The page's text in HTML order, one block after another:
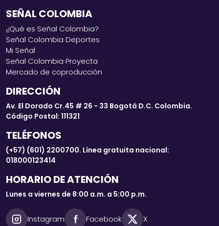
SEÑAL COLOMBIA
¿Qué es Señal Colombia?
Señal Colombia Deportes
Mi Señal
Señal Colombia Proyecta
Mercado de coproducción
DIRECCIÓN
Av. El Dorado Cr.45 # 26 - 33 Bogotá D.C. Colombia.
Código Postal: 111321
TELÉFONOS
(+57) (601) 2200700. Línea gratuita nacional:
018000123414
HORARIO DE ATENCIÓN
Lunes a viernes de 8:00 a.m. a 5:00 p.m.
Instagram Facebook X